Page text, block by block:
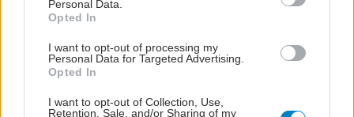
Personal Data.
Opted In
I want to opt-out of processing my
Personal Data for Targeted Advertising.
Opted In
I want to opt-out of Collection, Use,
Retention, Sale, and/or Sharing of my